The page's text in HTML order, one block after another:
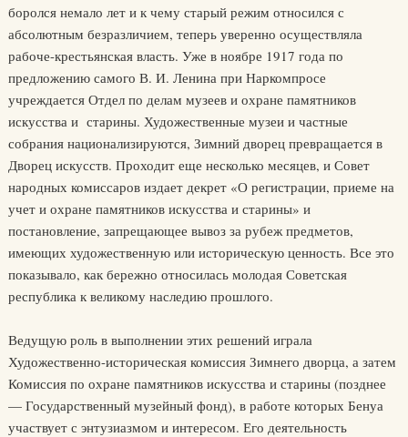
боролся немало лет и к чему старый режим относился с
абсолютным безразличием, теперь уверенно осуществляла
рабоче-крестьянская власть. Уже в ноябре 1917 года по
предложению самого В. И. Ленина при Наркомпросе
учреждается Отдел по делам музеев и охране памятников
искусства и старины. Художественные музеи и частные
собрания национализируются, Зимний дворец превращается в
Дворец искусств. Проходит еще несколько месяцев, и Совет
народных комиссаров издает декрет «О регистрации, приеме на
учет и охране памятников искусства и старины» и
постановление, запрещающее вывоз за рубеж предметов,
имеющих художественную или историческую ценность. Все это
показывало, как бережно относилась молодая Советская
республика к великому наследию прошлого.
Ведущую роль в выполнении этих решений играла
Художественно-историческая комиссия Зимнего дворца, а затем
Комиссия по охране памятников искусства и старины (позднее
— Государственный музейный фонд), в работе которых Бенуа
участвует с энтузиазмом и интересом. Его деятельность